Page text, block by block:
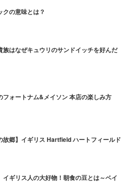
クの意味とは？
族はなぜキュウリのサンドイッチを好んだ
フォートナム&メイソン 本店の楽しみ方
故郷】イギリス Hartfield ハートフィールド
イギリス人の大好物！朝食の豆とは～ベイ